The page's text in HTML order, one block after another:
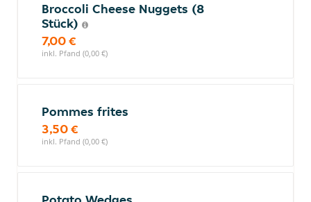
Broccoli Cheese Nuggets (8
Stück)
7,00 €
inkl. Pfand (0,00 €)
Pommes frites
3,50 €
inkl. Pfand (0,00 €)